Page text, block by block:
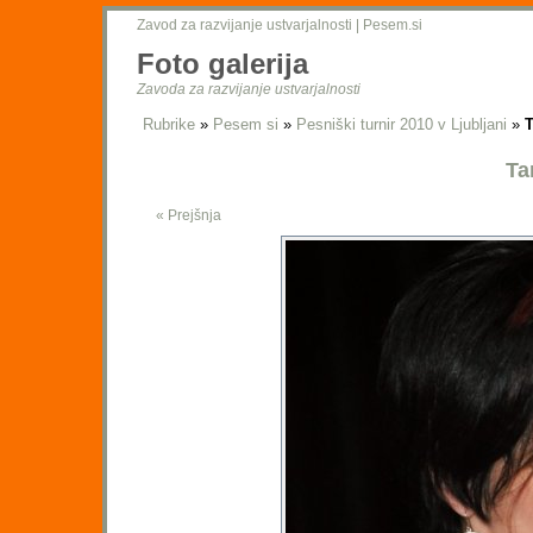
Zavod za razvijanje ustvarjalnosti Pesem.si
Foto galerija
Zavoda za razvijanje ustvarjalnosti
Rubrike » Pesem si » Pesniški turnir 2010 v Ljubljani »
« Prejšnja